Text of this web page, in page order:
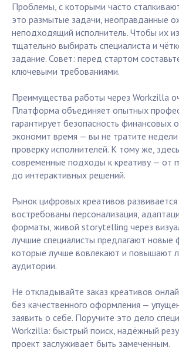
Проблемы, с которыми часто
это размытые задачи, неоправданные
неподходящий исполнитель. Чтобы их
тщательно выбирать специалиста и
задание. Совет: перед стартом
ключевыми требованиями.
Преимущества работы через Workzilla
Платформа объединяет опытных
гарантирует безопасность финансовых
экономит время — вы не тратите недели
проверку исполнителей. К тому же,
современные подходы к креативу — от
до интерактивных решений.
Рынок цифровых креативов
востребованы персонализация,
форматы, живой storytelling через
лучшие специалисты предлагают новые
которые лучше вовлекают и повышают
аудитории.
Не откладывайте заказ креативов
без качественного оформления —
заявить о себе. Поручите это дело
Workzilla: быстрый поиск, надёжный
проект заслуживает быть замеченным.